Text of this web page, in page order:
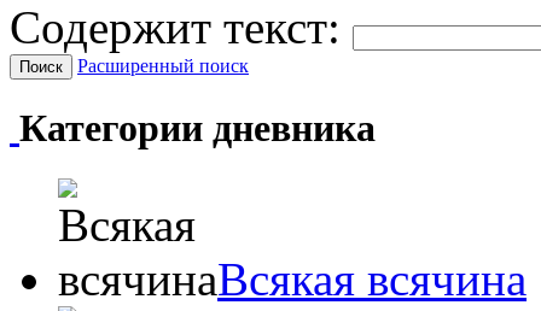
Содержит текст:
Расширенный поиск
Категории дневника
Всякая всячина